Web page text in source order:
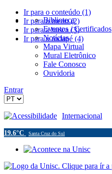
Ir para o conteúdo (1)
Ir para o menu (2)
Ir para a busca (3)
Ir para o rodapé (4)
Biblioteca
Eventos / Certificados
Notícias
Mapa Virtual
Mural Eletrônico
Fale Conosco
Ouvidoria
Entrar
Acessibilidade Internacional
19.6°C Santa Cruz do Sul